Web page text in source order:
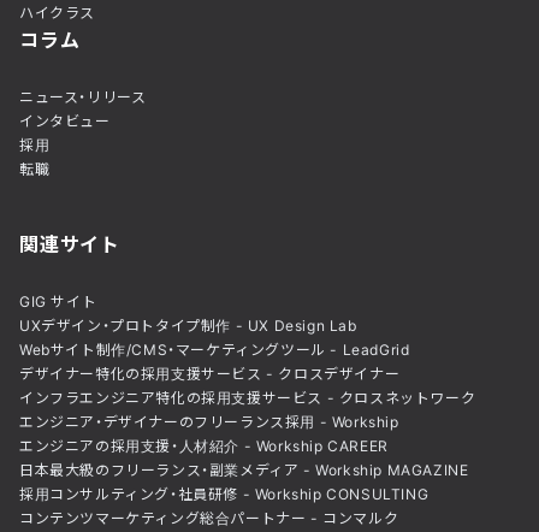
ハイクラス
コラム
ニュース・リリース
インタビュー
採用
転職
関連サイト
GIG サイト
UXデザイン・プロトタイプ制作 - UX Design Lab
Webサイト制作/CMS・マーケティングツール - LeadGrid
デザイナー特化の採用支援サービス - クロスデザイナー
インフラエンジニア特化の採用支援サービス - クロスネットワーク
エンジニア・デザイナーのフリーランス採用 - Workship
エンジニアの採用支援・人材紹介 - Workship CAREER
日本最大級のフリーランス・副業メディア - Workship MAGAZINE
採用コンサルティング・社員研修 - Workship CONSULTING
コンテンツマーケティング総合パートナー - コンマルク